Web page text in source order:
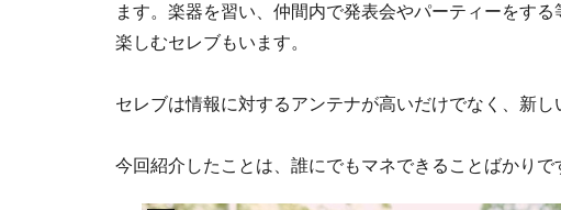
ます。楽器を習い、仲間内で発表会やパーティーをす
楽しむセレブもいます。
セレブは情報に対するアンテナが高いだけでなく、新し
今回紹介したことは、誰にでもマネできることばかり